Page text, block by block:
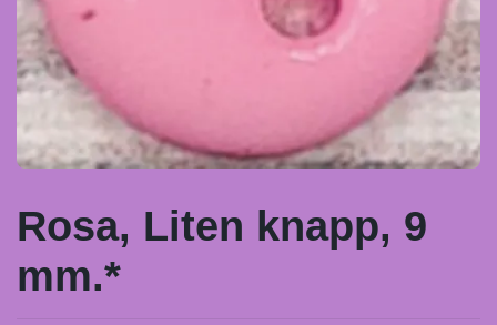
Rosa, Liten knapp, 9
mm.*